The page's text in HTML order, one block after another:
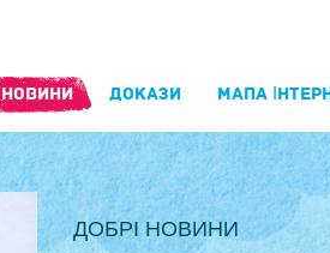
НОВИНИ ДОКАЗИ МАПА
ДОБРІ НОВИНИ